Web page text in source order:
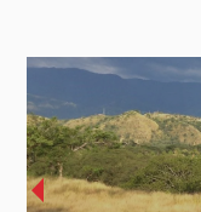
‹